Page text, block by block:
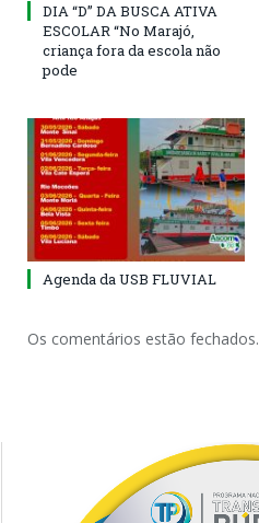
DIA “D” DA BUSCA ATIVA
ESCOLAR “No Marajó,
criança fora da escola não
pode
Agenda da USB FLUVIAL
Os comentários estão fechados.